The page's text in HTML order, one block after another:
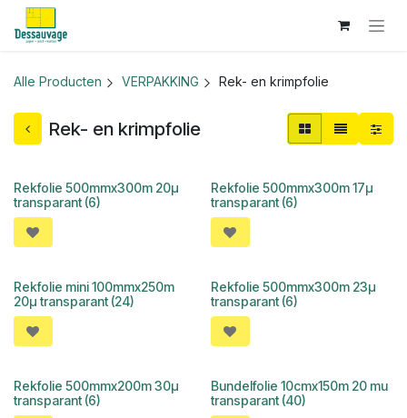
Overslaan naar inhoud
Alle Producten VERPAKKING Rek- en krimpfolie
Rek- en krimpfolie
Rekfolie 500mmx300m 20µ
transparant (6)
Rekfolie 500mmx300m 17µ
transparant (6)
Rekfolie mini 100mmx250m
20µ transparant (24)
Rekfolie 500mmx300m 23µ
transparant (6)
Rekfolie 500mmx200m 30µ
transparant (6)
Bundelfolie 10cmx150m 20 mu
transparant (40)